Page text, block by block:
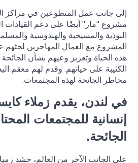
إلى جانب عمل المتطوعين في مراكز
مشروع "مار" أيضًا على دعم القيادات
البوذية والمسيحية والهندوسية
المشروع مع العمال المهاجرين
هذه الحياة وتعزيز وعيهم بشأن
الكئيبة على حياتهم. وقدم لهم ​​معقم
مخاطر الجائحة لهذه المجتمعات.
في لندن، يقدم زملاء
إنسانية للمجتمعات
الجائحة.
على الجانب الآخر من العالم، حشد